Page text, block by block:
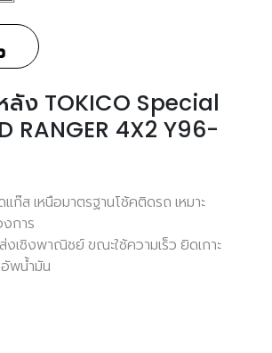
ง TOKICO Special
RANGER 4X2 Y96-
ก๊ส เหนือมาตรฐานโช้คติดรถ เหมาะ
การ
งเชิงพาณิชย์ ขณะใช้ความเร็ว ยิดเกาะ
พน้ำมัน